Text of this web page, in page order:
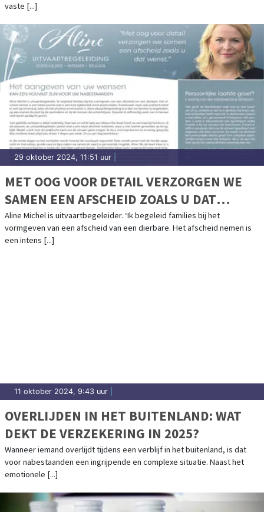
vaste [...]
29 oktober 2024, 11:51 uur
MET OOG VOOR DETAIL VERZORGEN WE
SAMEN EEN AFSCHEID ZOALS U DAT
WENST
Aline Michel is uitvaartbegeleider. ‘Ik begeleid families bij het
vormgeven van een afscheid van een dierbare. Het afscheid nemen is
een intens [...]
11 oktober 2024, 9:43 uur
OVERLIJDEN IN HET BUITENLAND: WAT
DEKT DE VERZEKERING IN 2025?
Wanneer iemand overlijdt tijdens een verblijf in het buitenland, is dat
voor nabestaanden een ingrijpende en complexe situatie. Naast het
emotionele [...]